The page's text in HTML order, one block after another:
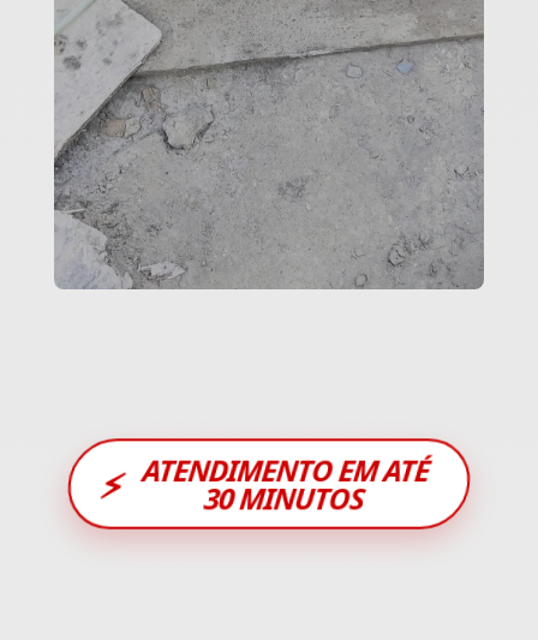
⚡ ATENDIMENTO EM ATÉ
30 MINUTOS